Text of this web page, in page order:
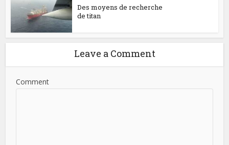
Des moyens de recherche
de titan
Leave a Comment
Comment